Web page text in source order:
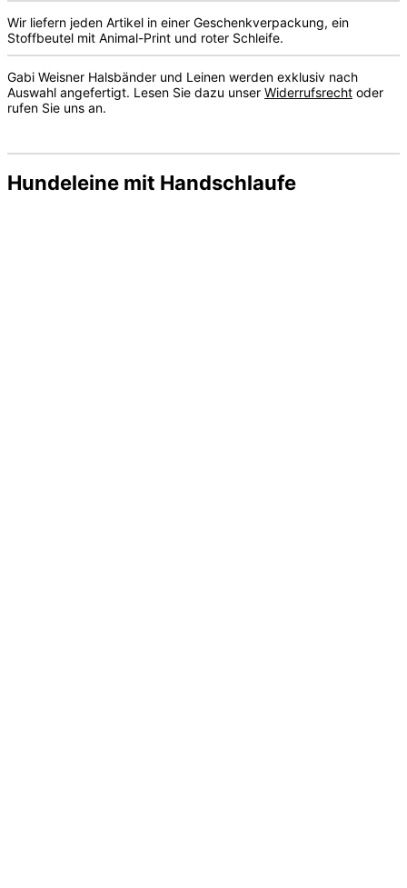
Wir liefern jeden Artikel in einer Geschenkverpackung, ein
Stoffbeutel mit Animal-Print und roter Schleife.
Gabi Weisner Halsbänder und Leinen werden exklusiv nach
Auswahl angefertigt. Lesen Sie dazu unser Widerrufsrecht oder
rufen Sie uns an.
Hundeleine mit Handschlaufe